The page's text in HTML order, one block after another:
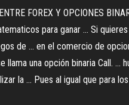
FOREX Y OPCIONES
para ganar ... Si
de ... en el comercio de
una opción binaria Call. ...
la ... Pues al igual que para